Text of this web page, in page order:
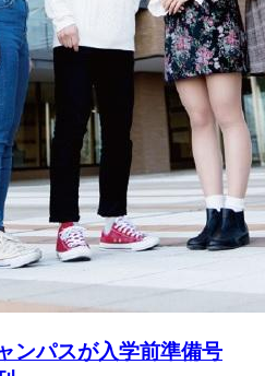
ンパスが入学前準備号